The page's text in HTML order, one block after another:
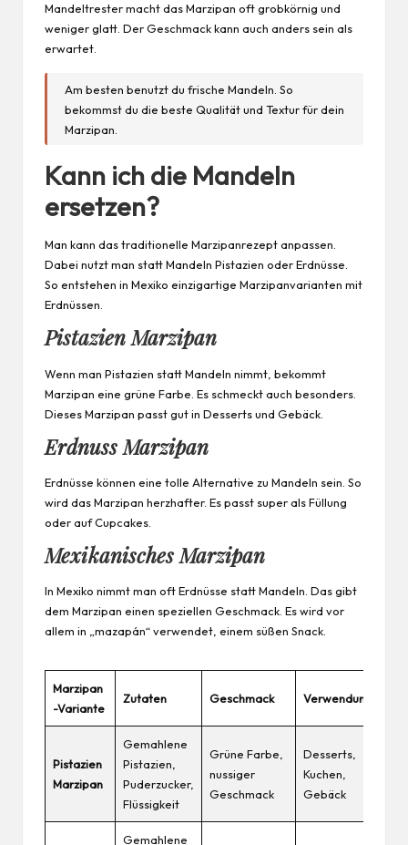
Mandeltrester macht das Marzipan oft grobkörnig und
weniger glatt. Der Geschmack kann auch anders sein als
erwartet.
Am besten benutzt du frische Mandeln. So
bekommst du die beste Qualität und Textur für dein
Marzipan.
Kann ich die Mandeln
ersetzen?
Man kann das traditionelle Marzipanrezept anpassen.
Dabei nutzt man statt Mandeln Pistazien oder Erdnüsse.
So entstehen in Mexiko einzigartige Marzipanvarianten mit
Erdnüssen.
Pistazien Marzipan
Wenn man Pistazien statt Mandeln nimmt, bekommt
Marzipan eine grüne Farbe. Es schmeckt auch besonders.
Dieses Marzipan passt gut in Dessertsund Gebäck.
Erdnuss Marzipan
Erdnüsse können eine tolle Alternative zu Mandeln sein. So
wird das Marzipan herzhafter. Es passt super als Füllung
oder auf Cupcakes.
Mexikanisches Marzipan
In Mexiko nimmt man oft Erdnüsse statt Mandeln. Das gibt
dem Marzipan einen speziellen Geschmack. Es wird vor
allem in „mazapán“ verwendet, einem süßen Snack.
Marzipan
-Variante
Zutaten Geschmack Verwendung
Pistazien
Marzipan
Gemahlene
Pistazien,
Puderzucker,
Flüssigkeit
Grüne Farbe,
nussiger
Geschmack
Desserts,
Kuchen,
Gebäck
Gemahlene